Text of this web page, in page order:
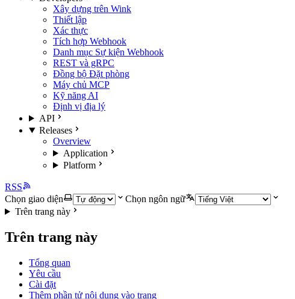
Xây dựng trên Wink
Thiết lập
Xác thực
Tích hợp Webhook
Danh mục Sự kiện Webhook
REST và gRPC
Đồng bộ Đặt phòng
Máy chủ MCP
Kỹ năng AI
Định vị địa lý
API
Releases
Overview
Application
Platform
RSS
Chọn giao diện
Chọn ngôn ngữ
Trên trang này
Trên trang này
Tổng quan
Yêu cầu
Cài đặt
Thêm phần tử nội dung vào trang